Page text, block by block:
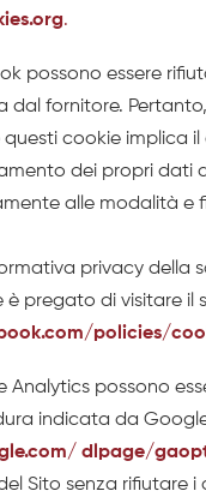
.
possono essere
fornitore. Pertanto,
cookie implica il
dei propri dati
alle modalità e
privacy della
è pregato di visitare il
policies/
Analytics possono
indicata da
dlpage/
Sito senza rifiutare i